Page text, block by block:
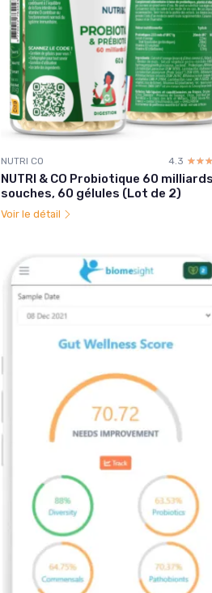
NUTRI CO 4.3
NUTRI & CO Probiotique 60
souches, 60 gélules (Lot de 2)
Voir le détail